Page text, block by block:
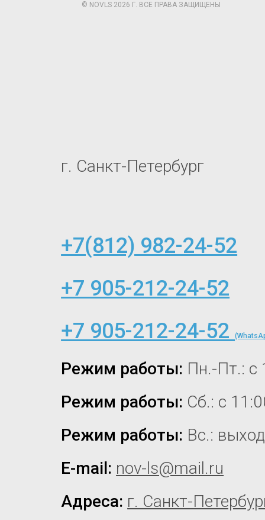
© NOVLS 2026 Г. ВСЕ ПРАВА ЗАЩИЩЕНЫ
г. Санкт-Петербург
+7(812) 982-24-52
+7 905-212-24-52
+7 905-212-24-52
Режим работы: Пн.-Пт.: с
Режим работы: Сб.: с
Режим работы: Вс.:
E-mail: nov-ls@mail.ru
Адреса: г. Санкт-